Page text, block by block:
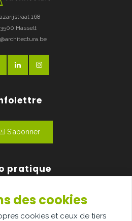
168
3500 Hasselt
S'abonner
pratique
nous?
Publicité
des cookies
cookies et ceux de tiers